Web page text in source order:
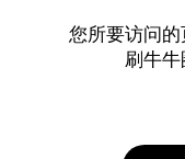
您所要访问
刷牛